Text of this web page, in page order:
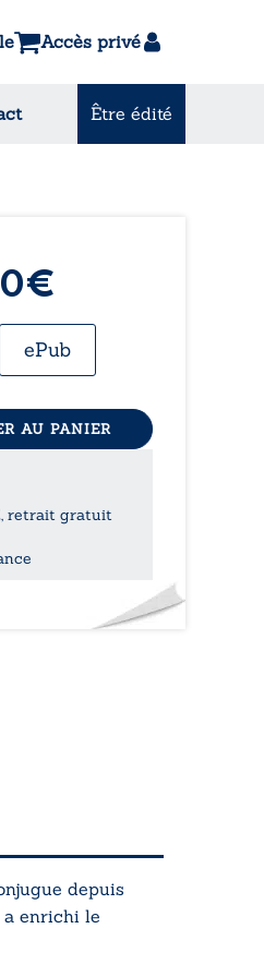
Accès privé
Être édité
ePub
AU PANIER
retrait gratuit
depuis
a enrichi le